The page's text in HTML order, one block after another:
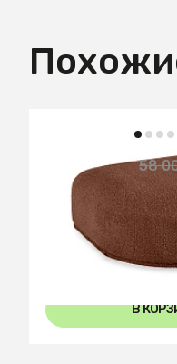
52 200 ₽ 58
Пуф торцевой
В